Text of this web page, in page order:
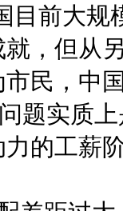
目前大
，但从
民，中
题实质
的工薪